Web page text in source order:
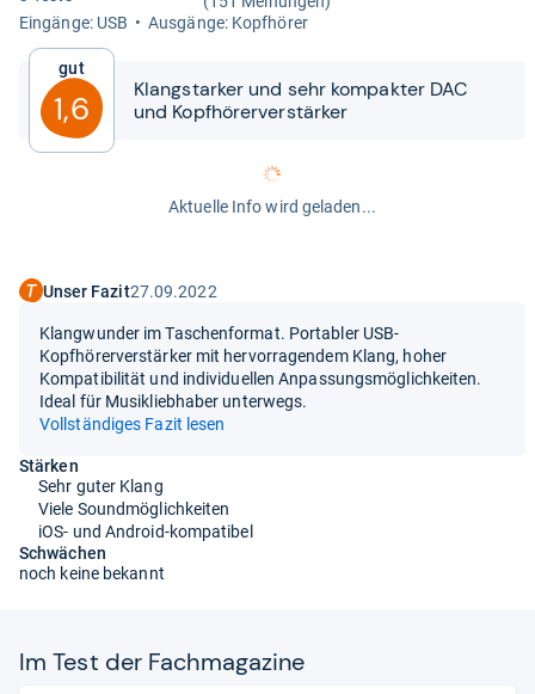
Ein­gänge: USB
Aus­gänge: Kopf­hö­rer
Gut
1,6
Klang­star­ker und sehr kom­pak­ter DAC
und Kopf­hö­rer­ver­stär­ker
Aktuelle Info wird geladen...
Unser Fazit27.09.2022
Klangwunder im Taschenformat. Portabler USB-
Kopfhörerverstärker mit hervorragendem Klang, hoher
Kompatibilität und individuellen Anpassungsmöglichkeiten.
Ideal für Musikliebhaber unterwegs.
Vollständiges Fazit lesen
Stärken
Sehr guter Klang
Viele Soundmöglichkeiten
iOS- und Android-kompatibel
Schwächen
noch keine bekannt
Im Test der Fach­ma­ga­zine